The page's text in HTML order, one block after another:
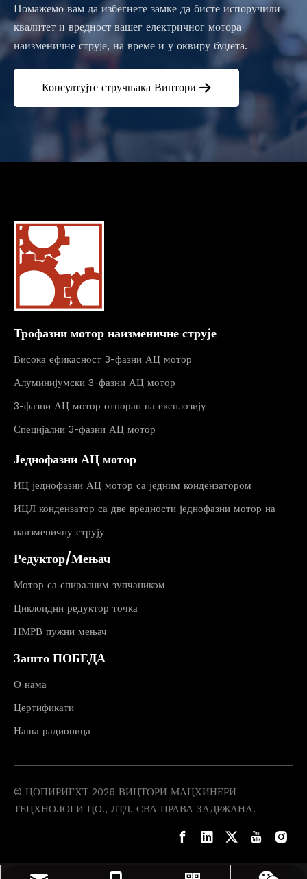
Помажемо вам да избегнете замке да бисте испоручили
квалитет и вредност вашег електричног мотора
наизменичне струје, на време и у оквиру буџета.
Консултујте стручњака Вицтори
Трофазни мотор наизменичне струје
Висока ефикасност 3-фазни АЦ мотор
Алуминијумски 3-фазни АЦ мотор
3-фазни АЦ мотор отпоран на експлозију
Специјални 3-фазни АЦ мотор
Једнофазни АЦ мотор
ИЦ једнофазни АЦ мотор са једним кондензатором
ИЦЛ кондензатор са две вредности једнофазни мотор на
наизменичну струју
Редуктор/Мењач
Мотор са спиралним зупчаником
Циклоидни редуктор точка
НМРВ пужни мењач
Зашто ПОБЕДА
О нама
Цертификати
Наша радионица
© ЦОПИРИГХТ 2026 ВИЦТОРИ МАЦХИНЕРИ
ТЕЦХНОЛОГИ ЦО., ЛТД. СВА ПРАВА ЗАДРЖАНА.